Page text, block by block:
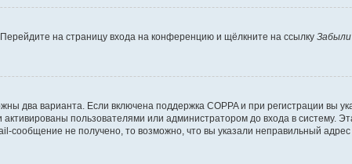
на страницу входа на конференцию и щёлкните на ссылку
два варианта. Если включена поддержка COPPA и при регистрации вы
пользователями или администратором до входа в систему.
не получено, то возможно, что вы указали неправильный